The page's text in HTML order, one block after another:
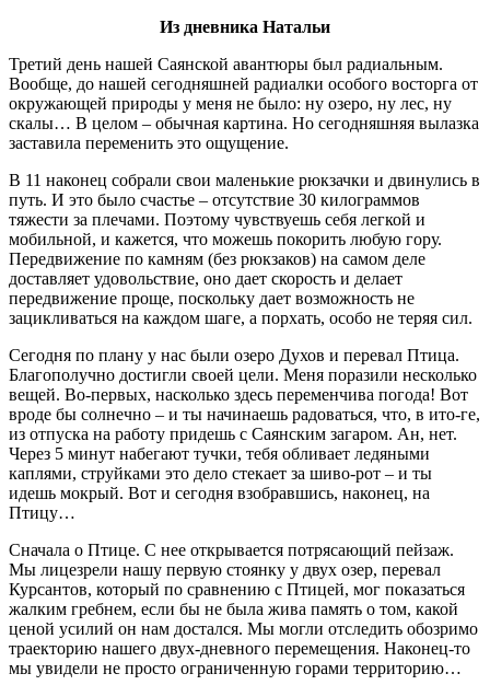
Из дневника Натальи
Третий день нашей Саянской авантюры был радиальным.
Вообще, до нашей сегодняшней радиалки особого восторга от
окружающей природы у меня не было: ну озеро, ну лес, ну
скалы… В целом – обычная картина. Но сегодняшняя вылазка
заставила переменить это ощущение.
В 11 наконец собрали свои маленькие рюкзачки и двинулись в
путь. И это было счастье – отсутствие 30 килограммов
тяжести за плечами. Поэтому чувствуешь себя легкой и
мобильной, и кажется, что можешь покорить любую гору.
Передвижение по камням (без рюкзаков) на самом деле
доставляет удовольствие, оно дает скорость и делает
передвижение проще, поскольку дает возможность не
зацикливаться на каждом шаге, а порхать, особо не теряя сил.
Сегодня по плану у нас были озеро Духов и перевал Птица.
Благополучно достигли своей цели. Меня поразили несколько
вещей. Во-первых, насколько здесь переменчива погода! Вот
вроде бы солнечно – и ты начинаешь радоваться, что, в ито-ге,
из отпуска на работу придешь с Саянским загаром. Ан, нет.
Через 5 минут набегают тучки, тебя обливает ледяными
каплями, струйками это дело стекает за шиво-рот – и ты
идешь мокрый. Вот и сегодня взобравшись, наконец, на
Птицу…
Сначала о Птице. С нее открывается потрясающий пейзаж.
Мы лицезрели нашу первую стоянку у двух озер, перевал
Курсантов, который по сравнению с Птицей, мог показаться
жалким гребнем, если бы не была жива память о том, какой
ценой усилий он нам достался. Мы могли отследить обозримо
траекторию нашего двух-дневного перемещения. Наконец-то
мы увидели не просто ограниченную горами территорию…